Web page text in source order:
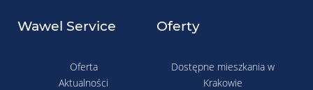
Wawel Service
Oferta
Aktualności
Oferty
Dostępne mieszkania w
Krakowie